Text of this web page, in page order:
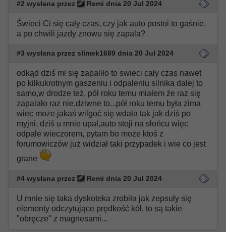
#2 wysłana przez Remi dnia 20 Jul 2024
Świeci Ci się cały czas, czy jak auto postoi to gaśnie,
a po chwili jazdy znowu się zapala?
#3 wysłana przez slimek1689 dnia 20 Jul 2024
odkąd dziś mi się zapaliło to swieci cały czas nawet
po kilkukrotnym gaszeniu i odpaleniu silnika dalej to
samo,w drodze też, pół roku temu miałem że raz się
zapalało raz nie,dziwne to...pół roku temu była zima
wiec może jakaś wilgoć się wdała tak jak dziś po
myjni, dziś u mnie upał,auto stoji na słońcu więc
odpale wieczorem, pytam bo może ktoś z
forumowiczów już widział taki przypadek i wie co jest
grane
#4 wysłana przez Remi dnia 20 Jul 2024
U mnie się taka dyskoteka zrobiła jak zepsuły się
elementy odczytujące prędkość kół, to są takie
"obręcze" z magnesami...